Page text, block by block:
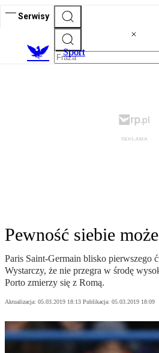
Serwisy
Sport
Pewność siebie
Paris Saint-Germain blisko pierwszego
Wystarczy, że nie przegra w środę
Porto zmierzy się z Romą.
Aktualizacja: 05.03.2019 18:13 Publikacja: 05.03.2019 18:09